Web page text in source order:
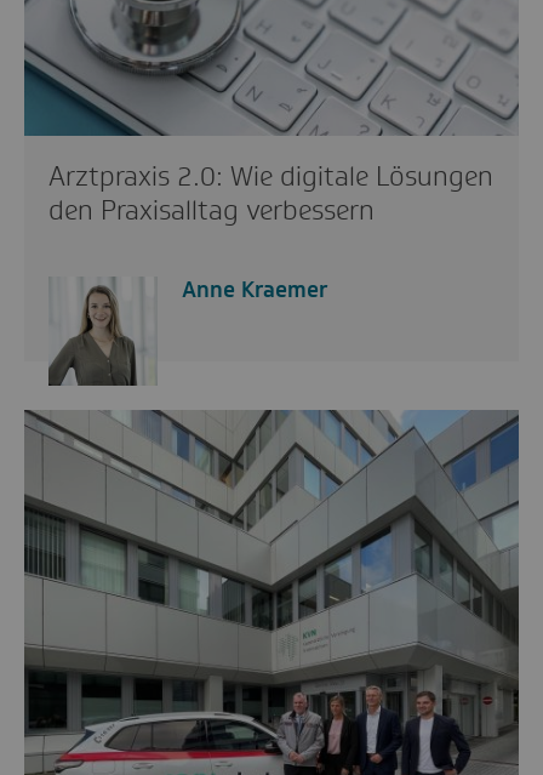
Arztpraxis 2.0: Wie digitale Lösungen
den Praxisalltag verbessern
Anne Kraemer